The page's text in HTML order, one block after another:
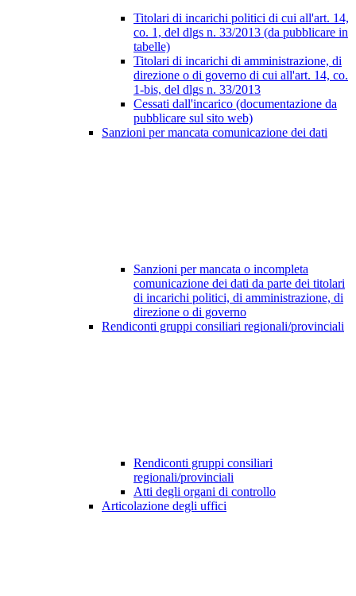
Titolari di incarichi politici di cui all'art. 14,
co. 1, del dlgs n. 33/2013 (da pubblicare in
tabelle)
Titolari di incarichi di amministrazione, di
direzione o di governo di cui all'art. 14, co.
1-bis, del dlgs n. 33/2013
Cessati dall'incarico (documentazione da
pubblicare sul sito web)
Sanzioni per mancata comunicazione dei dati
Sanzioni per mancata o incompleta
comunicazione dei dati da parte dei titolari
di incarichi politici, di amministrazione, di
direzione o di governo
Rendiconti gruppi consiliari regionali/provinciali
Rendiconti gruppi consiliari
regionali/provinciali
Atti degli organi di controllo
Articolazione degli uffici